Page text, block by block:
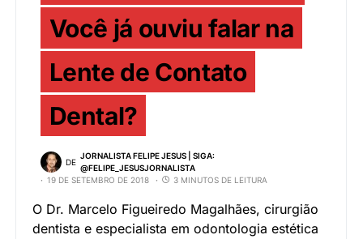
Você já ouviu falar na
Lente de Contato
Dental?
DE
JORNALISTA FELIPE JESUS | SIGA:
@FELIPE_JESUSJORNALISTA
19 DE SETEMBRO DE 2018
3 MINUTOS DE LEITURA
O Dr. Marcelo Figueiredo Magalhães, cirurgião
dentista e especialista em odontologia estética